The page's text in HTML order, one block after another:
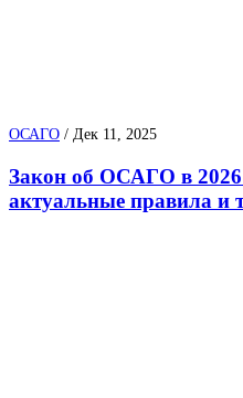
ОСАГО / Дек 11, 2025
Закон об ОСАГО в 2026
актуальные правила и